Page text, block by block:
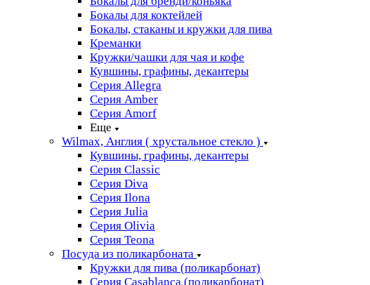
Бокалы для коктейлей
Бокалы, стаканы и кружки для пива
Креманки
Кружки/чашки для чая и кофе
Кувшины, графины, декантеры
Серия Allegra
Серия Amber
Серия Amorf
Еще
Wilmax, Англия ( хрустальное стекло )
Кувшины, графины, декантеры
Серия Classic
Серия Diva
Серия Ilona
Серия Julia
Серия Olivia
Серия Teona
Посуда из поликарбоната
Кружки для пива (поликарбонат)
Серия Casablanсa (поликарбонат)